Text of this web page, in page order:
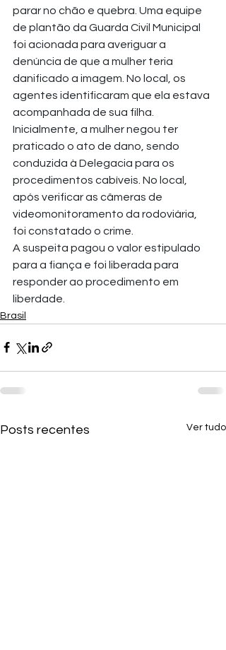
parar no chão e quebra. Uma equipe
de plantão da Guarda Civil Municipal
foi acionada para averiguar a
denúncia de que a mulher teria
danificado a imagem. No local, os
agentes identificaram que ela estava
acompanhada de sua filha.
Inicialmente, a mulher negou ter
praticado o ato de dano, sendo
conduzida à Delegacia para os
procedimentos cabíveis. No local,
após verificar as câmeras de
videomonitoramento da rodoviária,
foi constatado o crime.
A suspeita pagou o valor estipulado
para a fiança e foi liberada para
responder ao procedimento em
liberdade.
Brasil
Posts recentes Ver tudo